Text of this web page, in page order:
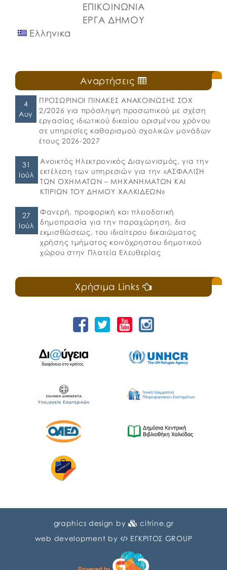
ΕΠΙΚΟΙΝΩΝΙΑ
ΕΡΓΑ ΔΗΜΟΥ
Ελληνικα
Αναρτήσεις
4
Αυγ
ΠΡΟΣΩΡΙΝΟΙ ΠΙΝΑΚΕΣ ΑΝΑΚΟΙΝΩΣΗΣ ΣΟΧ
2/2026 για πρόσληψη προσωπικού με σχέση
εργασίας ιδιωτικού δικαίου ορισμένου χρόνου
σε υπηρεσίες καθαρισμού σχολικών μονάδων
έτους 2026-2027
31
Ιούλ
Ανοικτός Ηλεκτρονικός Διαγωνισμός, για την
εκτέλεση των υπηρεσιών για την «ΑΣΦΑΛΙΣΗ
ΤΩΝ ΟΧΗΜΑΤΩΝ – ΜΗΧΑΝΗΜΑΤΩΝ ΚΑΙ
ΚΤΙΡΙΩΝ ΤΟΥ ΔΗΜΟΥ ΧΑΛΚΙΔΕΩΝ»
27
Ιούλ
Φανερή, προφορική και πλειοδοτική
δημοπρασία για την παραχώρηση, δια
εκμισθώσεως, του ιδιαίτερου δικαιώματος
χρήσης τμήματος κοινόχρηστου δημοτικού
χώρου στην Πλατεία Ελευθερίας
Χρήσιμα Links
graphics design by
citrine.gr
web development by
ΕΓΚΡΙΤΟΣ GROUP